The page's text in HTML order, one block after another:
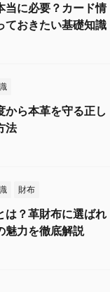
当に必要？カード情
ておきたい基礎知識
から本革を守る正し
法
財布
は？革財布に選ばれ
魅力を徹底解説